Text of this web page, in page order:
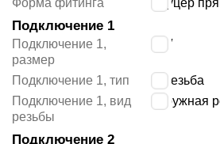
Форма фитинга штуцер
Подключение 1
Подключение 1,
размер
3/8″
Подключение 1, тип
R резьба
Подключение 1, вид
резьбы
наружная
Подключение 2